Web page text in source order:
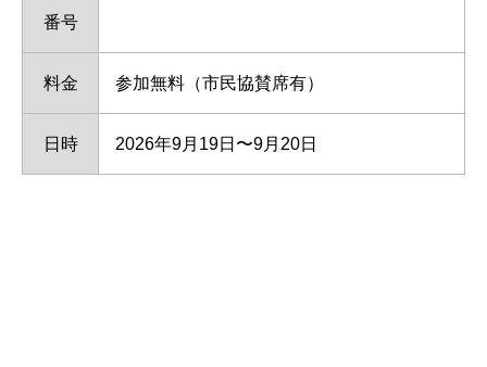
番号
料金 参加無料（市民協賛席有）
日時 2026年9月19日〜9月20日